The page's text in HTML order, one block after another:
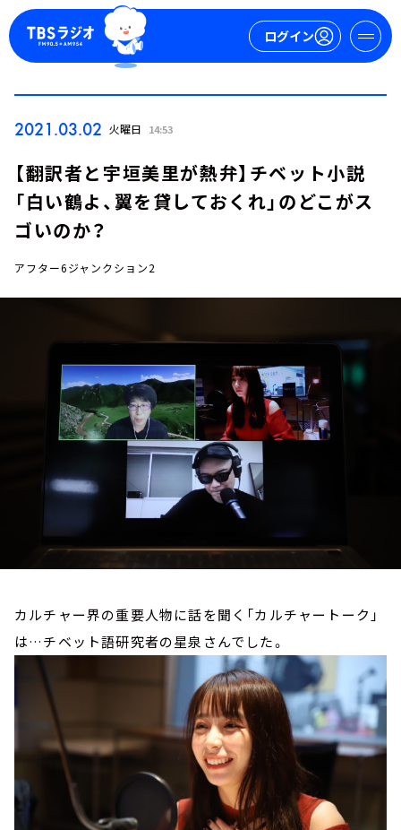
ログイン
週間番組表
トピックス
TBS Podcast
お知らせ
イベント・グッズ
会社情報
2021.03.02 火曜日 14:53
【翻訳者と宇垣美里が熱弁】チベット小説
「白い鶴よ、翼を貸しておくれ」のどこがス
ゴいのか？
アフター6ジャンクション2
カルチャー界の重要人物に話を聞く「カルチャートーク」
は…チベット語研究者の星泉さんでした。